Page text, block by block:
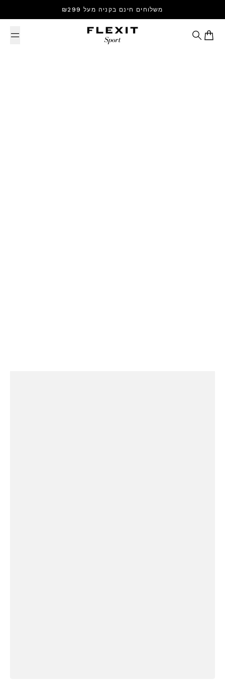
Skip to content משלוחים חינם בקניה מעל ₪299
Search
Cart